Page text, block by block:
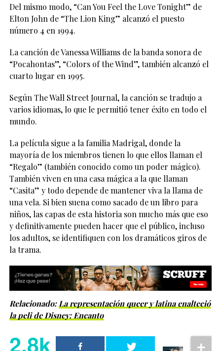
Del mismo modo, “Can You Feel the Love Tonight” de
Elton John de “The Lion King” alcanzó el puesto
número 4 en 1994.
La canción de Vanessa Williams de la banda sonora de
“Pocahontas”, “Colors of the Wind”, también alcanzó el
cuarto lugar en 1995.
Según The Wall Street Journal, la canción se tradujo a
varios idiomas, lo que le permitió tener éxito en todo el
mundo.
La película sigue a la familia Madrigal, donde la
mayoría de los miembros tienen lo que ellos llaman el
“Regalo” (también conocido como un poder mágico).
También viven en una casa mágica a la que llaman
“Casita” y todo depende de mantener viva la llama de
una vela. Si bien suena como sacado de un libro para
niños, las capas de esta historia son mucho más que eso
y definitivamente pueden hacer que el público, incluso
los adultos, se identifiquen con los dramáticos giros de
la trama.
Relacionado: La representación queer y latina enalteció
la peli de Disney: Encanto
2.8k